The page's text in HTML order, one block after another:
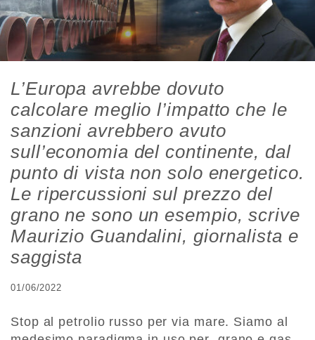
L’Europa avrebbe dovuto
calcolare meglio l’impatto che le
sanzioni avrebbero avuto
sull’economia del continente, dal
punto di vista non solo energetico.
Le ripercussioni sul prezzo del
grano ne sono un esempio, scrive
Maurizio Guandalini, giornalista e
saggista
01/06/2022
Stop al petrolio russo per via mare. Siamo al